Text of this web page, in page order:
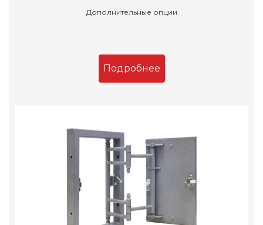
Дополнительные опции
Подробнее